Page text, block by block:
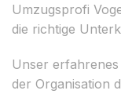
Umzugsprofi
die richtige
Unser
der Organisation